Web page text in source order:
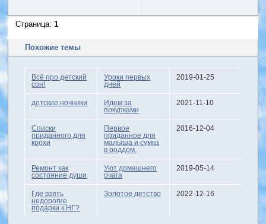
Страница:1
Похожие темы
Всё про детский
сон!
Уроки первых
дней
2019-01-25
детские ночники
Идем за
покупками
2021-11-10
Списки
приданного для
крохи
Первое
приданное для
малыша и сумка
в роддом.
2016-12-04
Ремонт как
состояние души
Уют домашнего
очага
2019-05-14
Где взять
недорогие
подарки к НГ?
Золотое детство 2022-12-16